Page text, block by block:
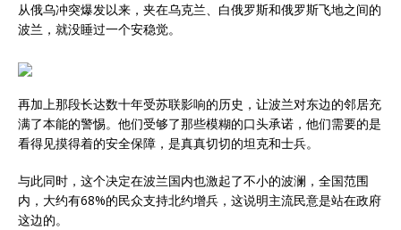
从俄乌冲突爆发以来，夹在乌克兰、白俄罗斯和俄罗斯飞地之间的
波兰，就没睡过一个安稳觉。
再加上那段长达数十年受苏联影响的历史，让波兰对东边的邻居充
满了本能的警惕。他们受够了那些模糊的口头承诺，他们需要的是
看得见摸得着的安全保障，是真真切切的坦克和士兵。
与此同时，这个决定在波兰国内也激起了不小的波澜，全国范围
内，大约有68%的民众支持北约增兵，这说明主流民意是站在政府
这边的。